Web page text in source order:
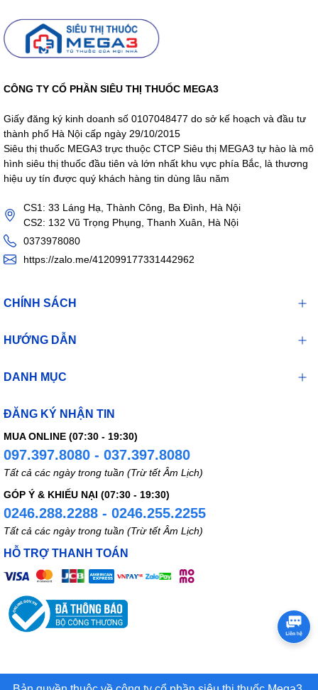
CÔNG TY CỔ PHẦN SIÊU THỊ THUỐC MEGA3
Giấy đăng ký kinh doanh số 0107048477 do sở kế hoạch và đầu tư
thành phố Hà Nội cấp ngày 29/10/2015
Siêu thị thuốc MEGA3 trực thuộc CTCP Siêu thị MEGA3 tự hào là mô
hình siêu thị thuốc đầu tiên và lớn nhất khu vực phía Bắc, là thương
hiệu uy tín được quý khách hàng tin dùng lâu năm
CS1: 33 Láng Hạ, Thành Công, Ba Đình, Hà Nội
CS2: 132 Vũ Trọng Phụng, Thanh Xuân, Hà Nội
0373978080
https://zalo.me/412099177331442962
CHÍNH SÁCH
HƯỚNG DẪN
DANH MỤC
ĐĂNG KÝ NHẬN TIN
MUA ONLINE (07:30 - 19:30)
097.397.8080 - 037.397.8080
Tất cả các ngày trong tuần (Trừ tết Âm Lịch)
GÓP Ý & KHIẾU NẠI (07:30 - 19:30)
0246.288.2288 - 0246.255.2255
Tất cả các ngày trong tuần (Trừ tết Âm Lịch)
HỖ TRỢ THANH TOÁN